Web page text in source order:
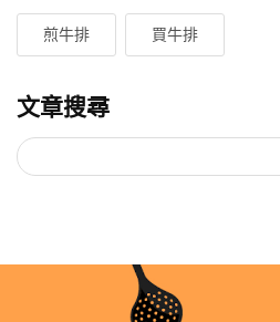
煎牛排 買牛排
文章搜尋